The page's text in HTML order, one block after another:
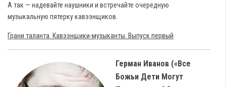
А так — надевайте наушники и встречайте очередную
музыкальную пятерку кавээнщиков.
Грани таланта. Кавээнщики-музыканты. Выпуск первый
Герман Иванов («Все
Божьи Дети Могут